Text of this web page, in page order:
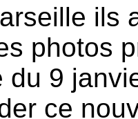
ils
photos
du 9
ce